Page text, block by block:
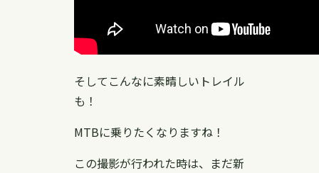
そしてこんなに素晴しいトレイル
も！
MTBに乗りたくなりますね！
この撮影が行われた時は、まだ新